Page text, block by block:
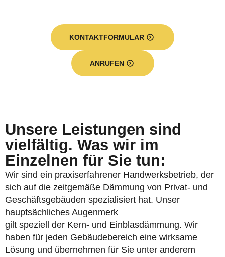
KONTAKTFORMULAR
ANRUFEN
Unsere Leistungen sind
vielfältig. Was wir im
Einzelnen für Sie tun:
Wir sind ein praxiserfahrener Handwerksbetrieb, der
sich auf die zeitgemäße Dämmung von Privat- und
Geschäftsgebäuden spezialisiert hat. Unser
hauptsächliches Augenmerk
gilt speziell der Kern- und Einblasdämmung. Wir
haben für jeden Gebäudebereich eine wirksame
Lösung und übernehmen für Sie unter anderem